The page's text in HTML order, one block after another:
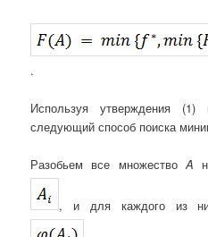
.
Используя утверждения
следующий способ поиска
Разобьем все множествоA
, и для каждого из